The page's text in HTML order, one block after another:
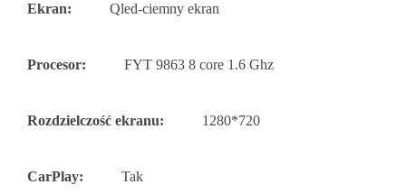
Ekran: Qled-ciemny ekran
Procesor: FYT 9863 8 core 1.6 Ghz
Rozdzielczość ekranu: 1280*720
CarPlay: Tak